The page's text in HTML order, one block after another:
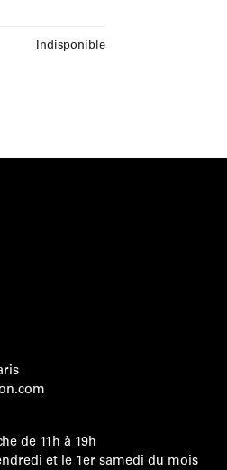
Indisponible
de 11h à 19h
et le 1er samedi du mois